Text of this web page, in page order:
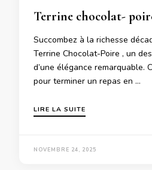
Terrine chocolat-
Succombez à la richesse
Terrine Chocolat-Poire , un
d’une élégance remarquable.
pour terminer un repas en …
LIRE LA SUITE
NOVEMBRE 24, 2025